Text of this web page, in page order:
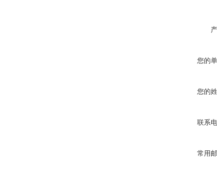
您的
您的
联系
常用